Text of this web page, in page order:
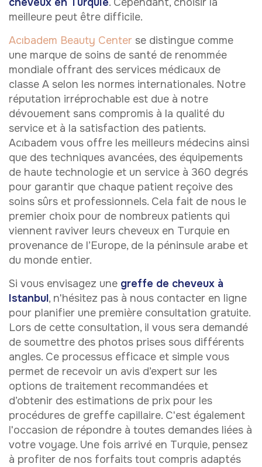
meilleure peut être difficile.
Acıbadem Beauty Center se distingue comme
une marque de soins de santé de renommée
mondiale offrant des services médicaux de
classe A selon les normes internationales. Notre
réputation irréprochable est due à notre
dévouement sans compromis à la qualité du
service et à la satisfaction des patients.
Acıbadem vous offre les meilleurs médecins ainsi
que des techniques avancées, des équipements
de haute technologie et un service à 360 degrés
pour garantir que chaque patient reçoive des
soins sûrs et professionnels. Cela fait de nous le
premier choix pour de nombreux patients qui
viennent raviver leurs cheveux en Turquie en
provenance de l’Europe, de la péninsule arabe et
du monde entier.
Si vous envisagez une greffe de cheveux à
Istanbul, n'hésitez pas à nous contacter en ligne
pour planifier une première consultation gratuite.
Lors de cette consultation, il vous sera demandé
de soumettre des photos prises sous différents
angles. Ce processus efficace et simple vous
permet de recevoir un avis d’expert sur les
options de traitement recommandées et
d’obtenir des estimations de prix pour les
procédures de greffe capillaire. C'est également
l'occasion de répondre à toutes demandes liées à
votre voyage. Une fois arrivé en Turquie, pensez
à profiter de nos forfaits tout compris adaptés